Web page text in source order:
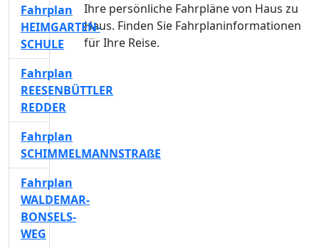
Ihre persönliche Fahrpläne von Haus zu
Haus. Finden Sie Fahrplaninformationen
für Ihre Reise.
Fahrplan
HEIMGARTEN-
SCHULE
Fahrplan
REESENBÜTTLER
REDDER
Fahrplan
SCHIMMELMANNSTRAßE
Fahrplan
WALDEMAR-
BONSELS-
WEG